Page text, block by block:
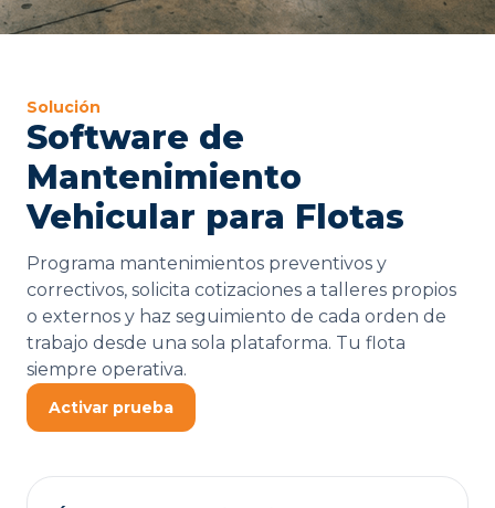
Solución
Software de
Mantenimiento
Vehicular para Flotas
Programa mantenimientos preventivos y
correctivos, solicita cotizaciones a talleres propios
o externos y haz seguimiento de cada orden de
trabajo desde una sola plataforma. Tu flota
siempre operativa.
Activar prueba